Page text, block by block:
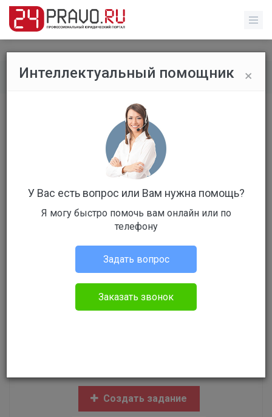
Все вопросы / Гражданское право
выплаты алиментов
Вопрос уже решен
Добрый день! У меня такой вопрос,можно ли
Создать задание
×
Интеллектуальный помощник
У Вас есть вопрос или Вам нужна помощь?
Я могу быстро помочь вам онлайн или по
телефону
Задать вопрос
Заказать звонок